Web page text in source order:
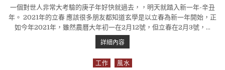
一個對世人非常大考驗的庚子年好快就過去，，明天就踏入新一年-辛丑
年。 2021年的立春 應該很多朋友都知道玄學是以立春為新一年開始，正
如今年2021年，雖然農曆大年初一在2月12號，但立春在2月3號，…
詳細內容2021辛丑年流年飛星
Posted in
工作 風水